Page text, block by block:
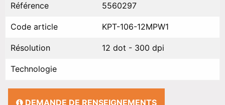
Référence 5560297
Code article KPT-106-12MPW1
Résolution 12 dot - 300 dpi
Technologie
DEMANDE DE RENSEIGNEMENTS